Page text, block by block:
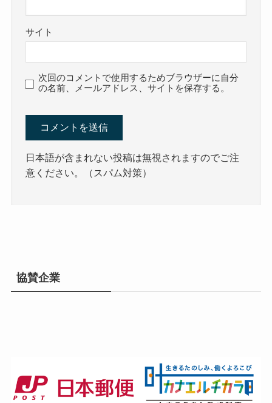
サイト
次回のコメントで使用するためブラウザーに自分
の名前、メールアドレス、サイトを保存する。
日本語が含まれない投稿は無視されますのでご注
意ください。（スパム対策）
協賛企業